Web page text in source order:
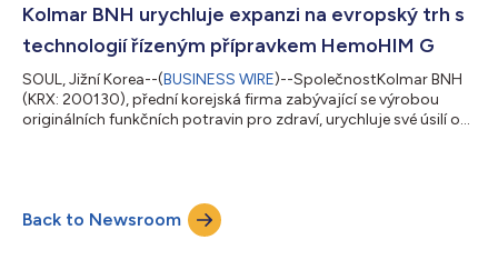
Vyvinula ji společnost Kolmar BNH v roce 2006 a její složení
obsahuje domácí přírodn...
Kolmar BNH urychluje expanzi na evropský trh s
technologií řízeným přípravkem HemoHIM G
SOUL, Jižní Korea--(BUSINESS WIRE)--SpolečnostKolmar BNH
(KRX: 200130), přední korejská firma zabývající se výrobou
originálních funkčních potravin pro zdraví, urychluje své úsilí o
individuálně schváleného doplňku stravy pro posílení imunity,
který společnost Kolmar BNH vyvíjela po dobu 8 let. Složení
Back to Newsroom